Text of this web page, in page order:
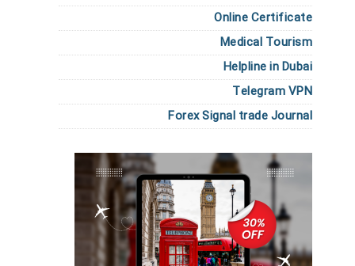
Online Certificate
Medical Tourism
Helpline in Dubai
Telegram VPN
Forex Signal trade Journal